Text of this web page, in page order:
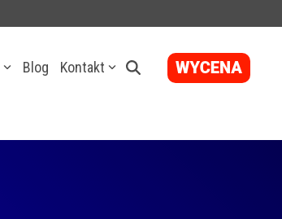
Blog Kontakt